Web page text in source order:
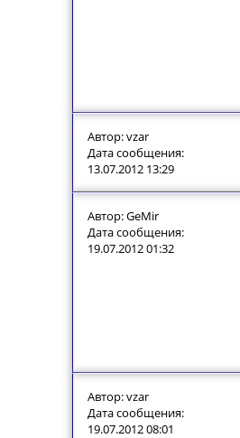
Автор: vzar
Дата сообщения:
13.07.2012 13:29
Автор: GeMir
Дата сообщения:
19.07.2012 01:32
Автор: vzar
Дата сообщения:
19.07.2012 08:01